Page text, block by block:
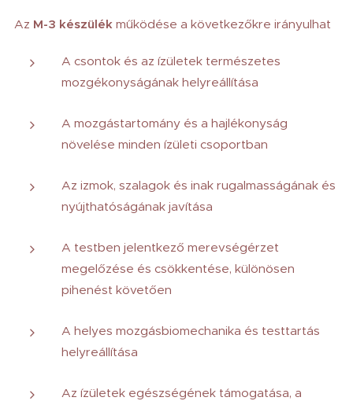
Az M-3 készülék működése a következőkre irányulhat
A csontok és az ízületek természetes
mozgékonyságának helyreállítása
A mozgástartomány és a hajlékonyság
növelése minden ízületi csoportban
Az izmok, szalagok és inak rugalmasságának és
nyújthatóságának javítása
A testben jelentkező merevségérzet
megelőzése és csökkentése, különösen
pihenést követően
A helyes mozgásbiomechanika és testtartás
helyreállítása
Az ízületek egészségének támogatása, a